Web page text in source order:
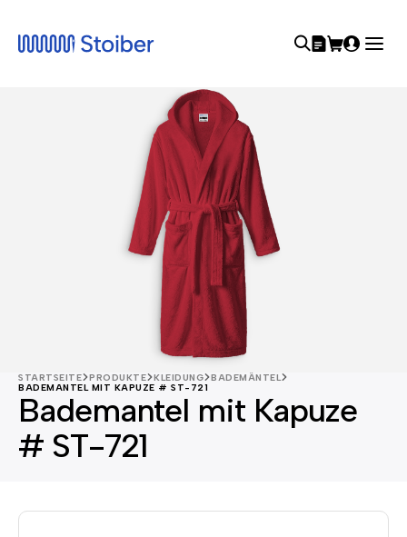
STARTSEITE PRODUKTE KLEIDUNG
BADEMÄNTEL
BADEMANTEL MIT KAPUZE # ST-721
Bademantel mit Kapuze
# ST-721